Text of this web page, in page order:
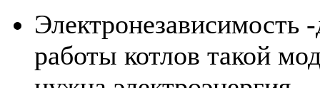
Электронезависимость
работы котлов такой